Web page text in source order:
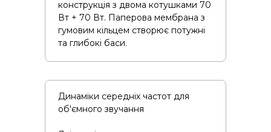
Динаміки середніх частот для
об'ємного звучання
конструкція з двома котушками 70
Вт + 70 Вт. Паперова мембрана з
гумовим кільцем створює потужні
та глибокі баси.